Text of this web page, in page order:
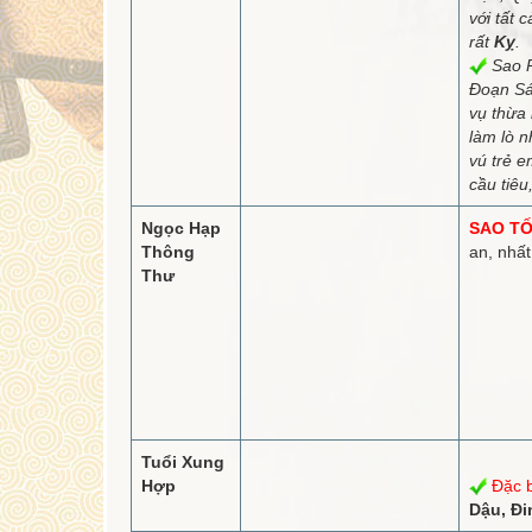
với tất
rấtKỵ.
Sao
Đoạn
vụ thừa
làm lò
vú trẻ
cầu
Ngọc Hạp
Thông
Thư
SAO
an,
Tuổi Xung
Hợp
Đặc
Dậu,